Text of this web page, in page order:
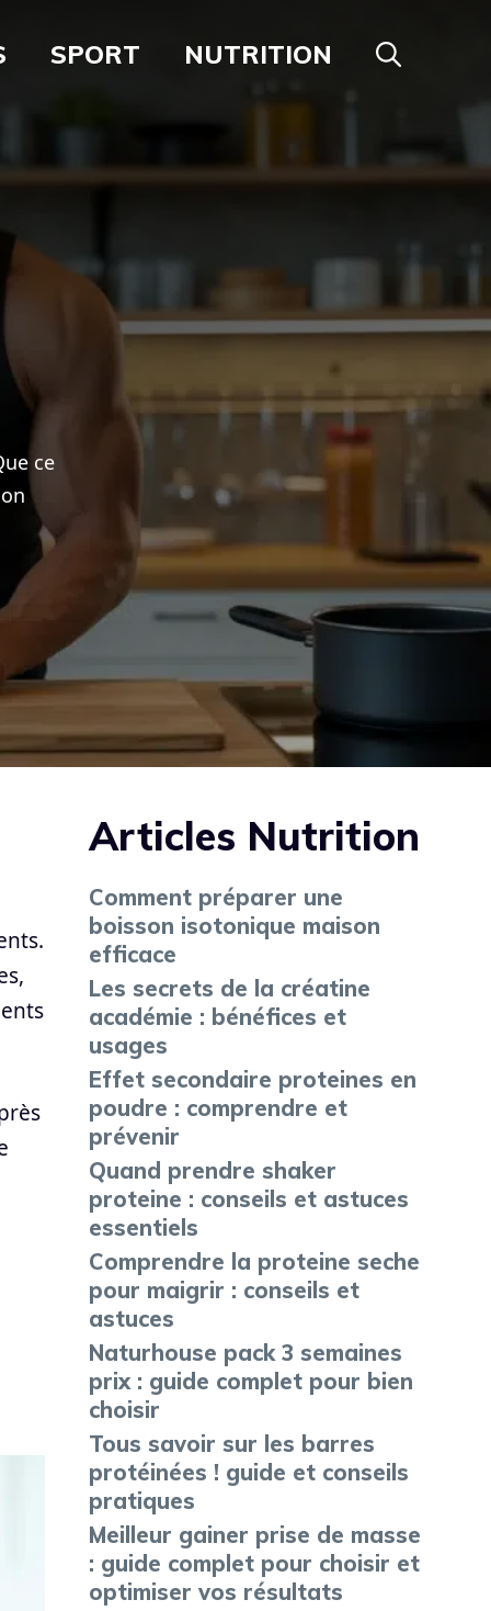
SPORT NUTRITION
ce
Articles Nutrition
Comment préparer une
boisson isotonique maison
efficace
Les secrets de la créatine
académie : bénéfices et
usages
Effet secondaire proteines en
poudre : comprendre et
prévenir
Quand prendre shaker
proteine : conseils et astuces
essentiels
Comprendre la proteine seche
pour maigrir : conseils et
astuces
Naturhouse pack 3 semaines
prix : guide complet pour bien
choisir
Tous savoir sur les barres
protéinées ! guide et conseils
pratiques
Meilleur gainer prise de masse
: guide complet pour choisir et
optimiser vos résultats